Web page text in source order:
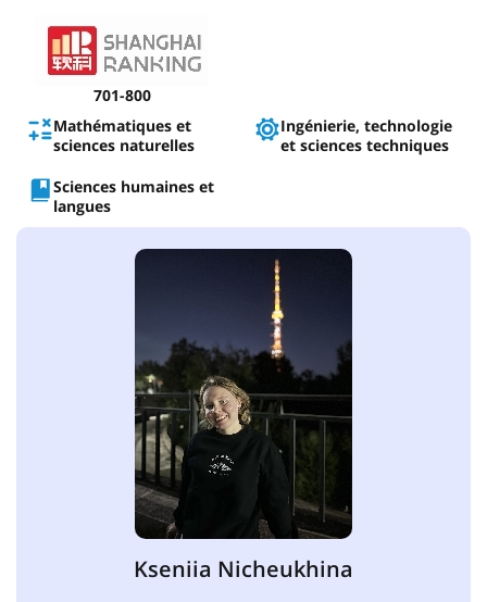
701-800
Mathématiques et
sciences naturelles
Ingénierie, technologie
et sciences techniques
Sciences humaines et
langues
Kseniia Nicheukhina